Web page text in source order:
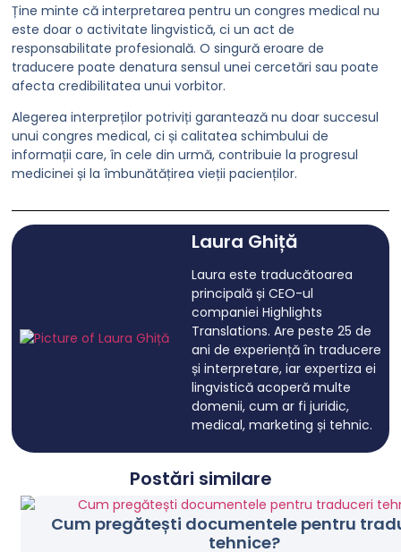
Ține minte că interpretarea pentru un congres medical nu
este doar o activitate lingvistică, ci un act de
responsabilitate profesională. O singură eroare de
traducere poate denatura sensul unei cercetări sau poate
afecta credibilitatea unui vorbitor.
Alegerea interpreților potriviți garantează nu doar succesul
unui congres medical, ci și calitatea schimbului de
informații care, în cele din urmă, contribuie la progresul
medicinei și la îmbunătățirea vieții pacienților.
Laura Ghiță
Laura este traducătoarea
principală și CEO-ul
companiei Highlights
Translations. Are peste 25 de
ani de experiență în traducere
și interpretare, iar expertiza ei
lingvistică acoperă multe
domenii, cum ar fi juridic,
medical, marketing și tehnic.
Postări similare
Cum pregătești documentele pentru
tehnice?